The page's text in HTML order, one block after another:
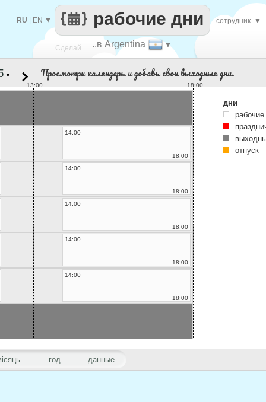
Сделай ..в Argentina ▼
рабочие дни
RU EN ▼ сотрудник ▼
год данные
▼ Просмотри календарь и добавь свои выходные дни.
13:00 18:00
14:00
18:00
14:00
18:00
14:00
18:00
14:00
18:00
14:00
18:00
дни
отпуск